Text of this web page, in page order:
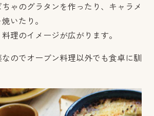
ゃのグラタンを作ったり、キャラメ
いたり。
理のイメージが広がります。
のでオーブン料理以外でも食卓に馴